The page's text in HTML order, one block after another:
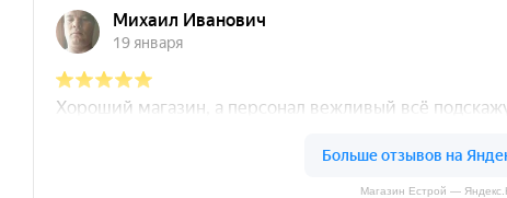
Магазин Естрой —